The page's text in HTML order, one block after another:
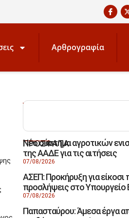
Αρθρογραφία
ΑΝΑΖΗΤΗΣΗ
ΠΡΟΣΦΑΤΑ
Νέο σύστημα αγροτικών
της ΑΑΔΕ για τις αιτήσεις
07/08/2026
ΑΣΕΠ: Προκήρυξη για είκοσι
προσλήψεις στο
07/08/2026
Παπασταύρου: Άμεσα έργα